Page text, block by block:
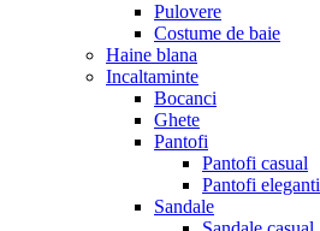
Pulovere
Costume de baie
Haine blana
Incaltaminte
Bocanci
Ghete
Pantofi
Pantofi casual
Pantofi eleganti
Sandale